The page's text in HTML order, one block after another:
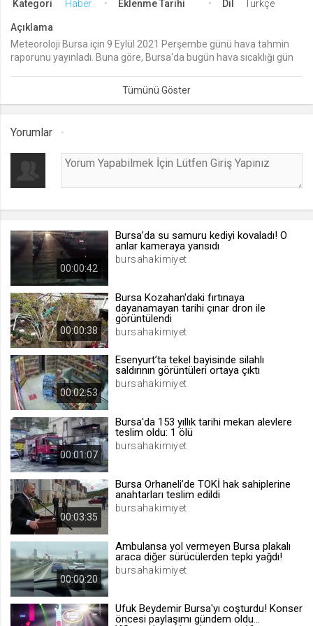
.web.tv
Seçilen dil tercihini tutmak
1 ay
Oturum verisini tutmak
.web.tv
Oturum doğrulama verisi
channelCategories
.web.tv
1 yıl
.web.tv
İsimsiz ziyaretçi için site içeriği
beğenme
voteDislike*
İsimsiz ziyaretçi için site içeriği
beğenmeme
Kategori Haber Eklenme Tarihi Dil Türkçe
Açıklama
Meteoroloji Bursa için 9 Eylül 2021 Perşembe günü hava tahmin
raporunu yayınladı. Buna göre, Bursa'da bugün hava sıcaklığı gün
sabah saatlerinin ardından akşam saatlerinde yeniden başlayacak.
Cumartesi gününe kadar sürecek olan yağış geçişleriyle birlikte
Yorumlar
00:00:42
Bursa’da su samuru kediyi kovaladı! O
anlar kameraya yansıdı
bursahakimiyet
00:00:38
Bursa Kozahan'daki fırtınaya
dayanamayan tarihi çınar dron ile
görüntülendi
bursahakimiyet
00:02:53
Esenyurt’ta tekel bayisinde silahlı
saldırının görüntüleri ortaya çıktı
bursahakimiyet
00:01:07
Bursa'da 153 yıllık tarihi mekan alevlere
teslim oldu: 1 ölü
bursahakimiyet
00:03:35
Bursa Orhaneli’de TOKİ hak sahiplerine
anahtarları teslim edildi
bursahakimiyet
00:00:20
Ambulansa yol vermeyen Bursa plakalı
araca diğer sürücülerden tepki yağdı!
bursahakimiyet
Ufuk Beydemir Bursa'yı coşturdu! Konser
öncesi paylaşımı gündem oldu...